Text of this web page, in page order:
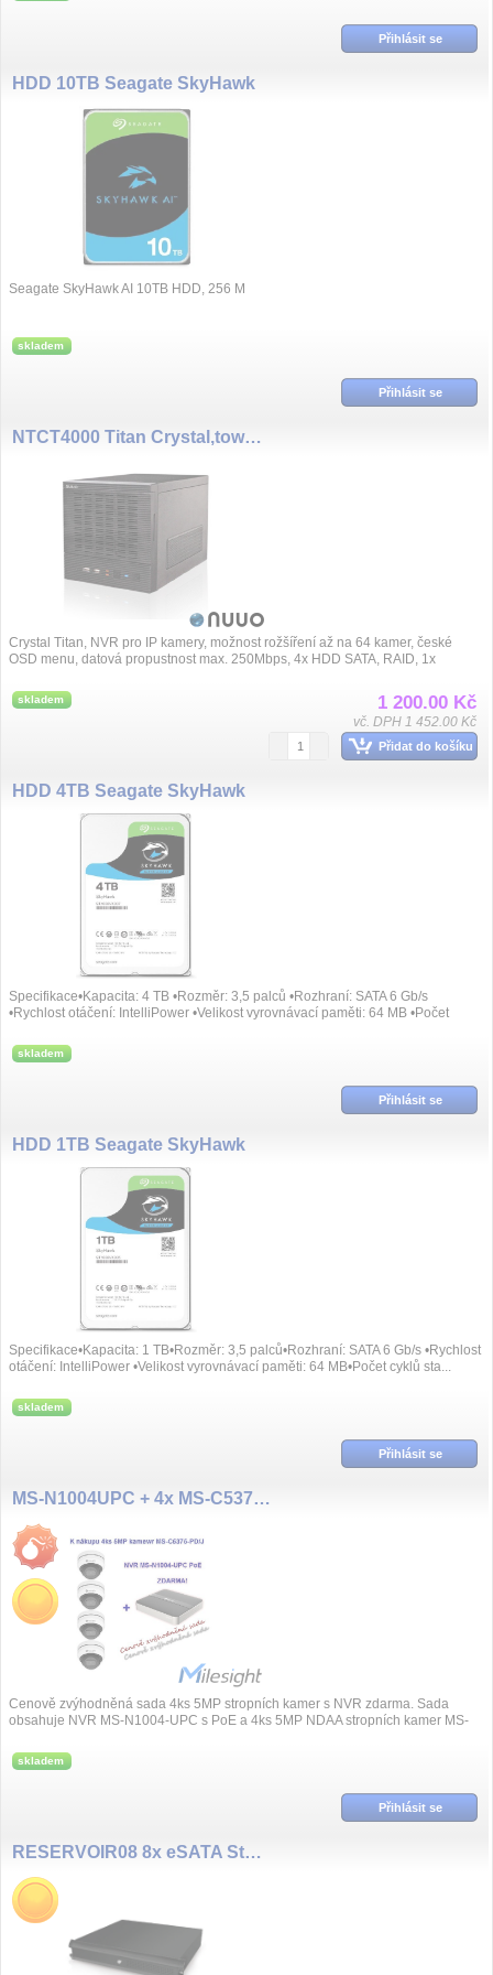
Přihlásit se
HDD 10TB Seagate SkyHawk
Seagate SkyHawk AI 10TB HDD, 256 M
skladem
Přihlásit se
NTCT4000 Titan Crystal,tower +4 kamer. licence
Crystal Titan, NVR pro IP kamery, možnost rožšíření až na 64 kamer, české
OSD menu, datová propustnost max. 250Mbps, 4x HDD SATA, RAID, 1x
skladem 1 200.00 Kč
vč. DPH 1 452.00 Kč
Přidat do košíku
HDD 4TB Seagate SkyHawk
Specifikace•Kapacita: 4 TB •Rozměr: 3,5 palců •Rozhraní: SATA 6 Gb/s
•Rychlost otáčení: IntelliPower •Velikost vyrovnávací paměti: 64 MB •Počet
skladem
Přihlásit se
HDD 1TB Seagate SkyHawk
Specifikace•Kapacita: 1 TB•Rozměr: 3,5 palců•Rozhraní: SATA 6 Gb/s •Rychlost
otáčení: IntelliPower •Velikost vyrovnávací paměti: 64 MB•Počet cyklů sta...
skladem
Přihlásit se
MS-N1004UPC + 4x MS-C5375-PD/J
Cenově zvýhodněná sada 4ks 5MP stropních kamer s NVR zdarma. Sada
obsahuje NVR MS-N1004-UPC s PoE a 4ks 5MP NDAA stropních kamer MS-
skladem
Přihlásit se
RESERVOIR08 8x eSATA Storage